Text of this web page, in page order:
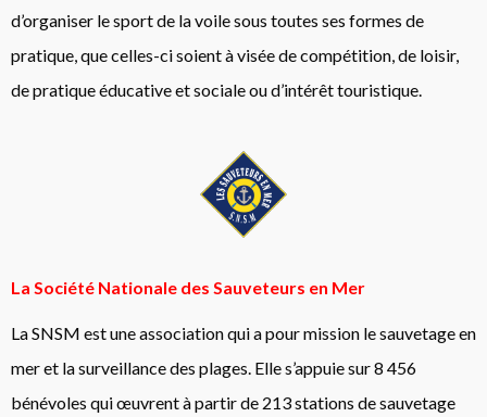
d’organiser le sport de la voile sous toutes ses formes de
pratique, que celles-ci soient à visée de compétition, de loisir,
de pratique éducative et sociale ou d’intérêt touristique.
La Société Nationale des Sauveteurs en Mer
La SNSM est une association qui a pour mission le sauvetage en
mer et la surveillance des plages. Elle s’appuie sur 8 456
bénévoles qui œuvrent à partir de 213 stations de sauvetage